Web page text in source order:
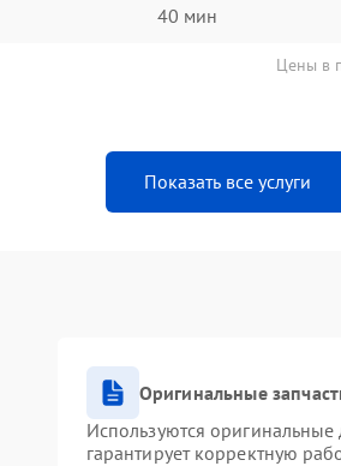
40 мин
Цены в
Показать все услуги
Оригинальные
Используются
гарантирует корректную